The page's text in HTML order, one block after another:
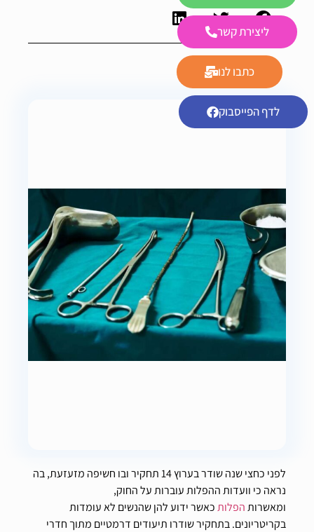
ליצירת קשר
כתבו לנו
לדף הפייסבוק
לפני כחצי שנה שודר בערוץ 14 תחקיר ובו חשיפה מזעזעת, בה
נראה כי וועדות ההפלות עוברות על החוק,
ומאשרותהפלותכאשר ידוע להן שהנשים לא עומדות
בקריטריונים. בתחקיר שודרו תיעודים דרמטיים מתוך חדרי